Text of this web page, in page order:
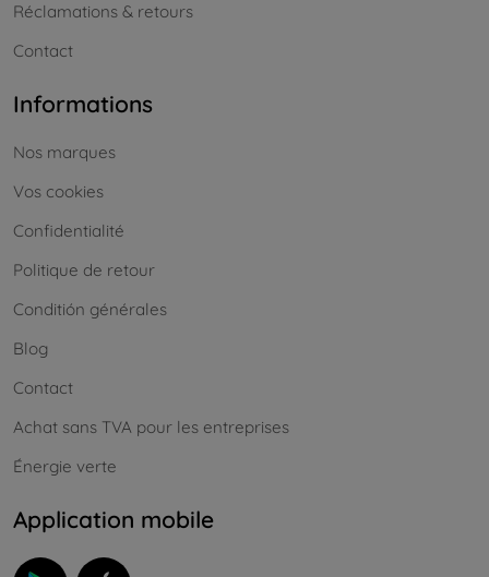
Réclamations & retours
Contact
Informations
Nos marques
Vos cookies
Confidentialité
Politique de retour
Conditión générales
Blog
Contact
Achat sans TVA pour les entreprises
Énergie verte
Application mobile